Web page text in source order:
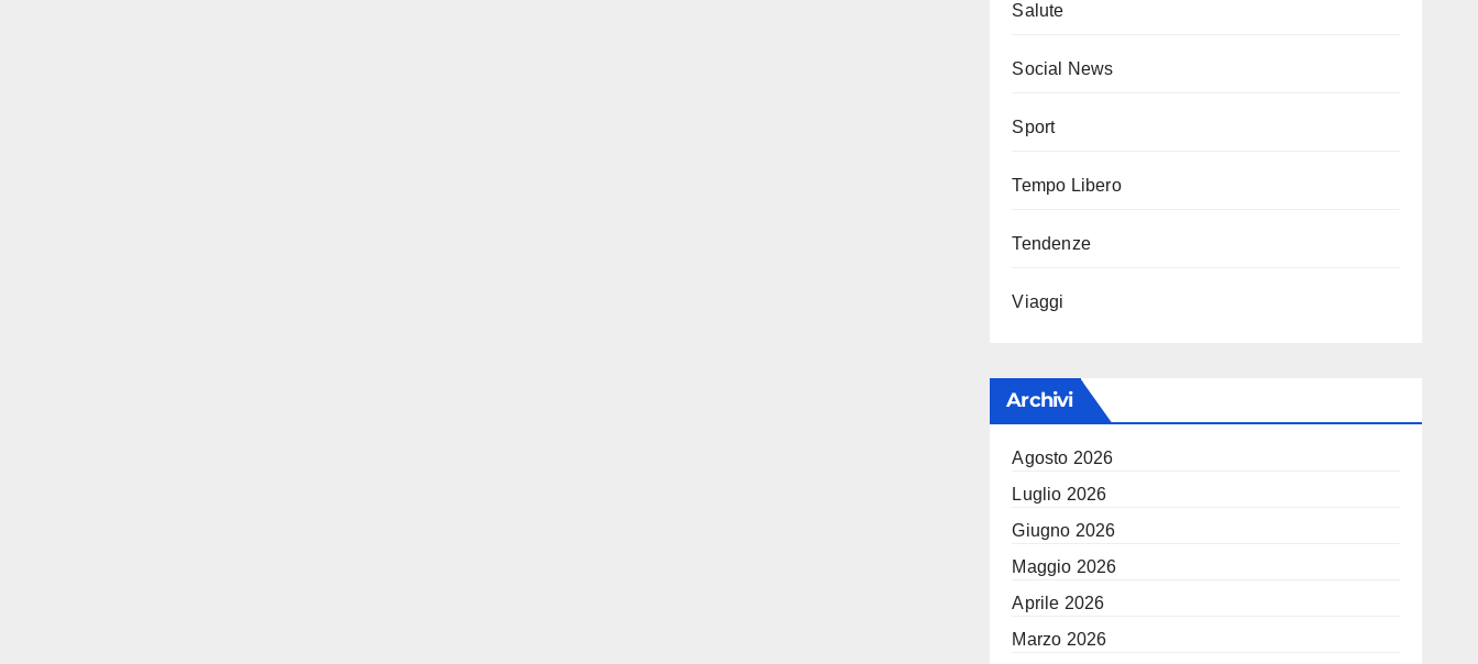
Salute
Social News
Sport
Tempo Libero
Tendenze
Viaggi
Archivi
Agosto 2026
Luglio 2026
Giugno 2026
Maggio 2026
Aprile 2026
Marzo 2026